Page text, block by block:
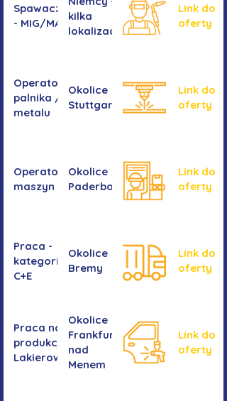
Spawacz/spawaczka
- MIG/MAG/TIG
kilka
lokalizacji
Link do
oferty
Operator/operatorka
palnika / Cięcie
metalu
Okolice
Stuttgartu
Link do
oferty
Operator/operatorka
maszyn CNC
Okolice
Paderborn
Link do
oferty
Praca -
kategoria
C+E
Okolice
Bremy
Link do
oferty
Praca na
produkcji -
Lakierowanie
Okolice
Frankfurtu
nad
Menem
Link do
oferty